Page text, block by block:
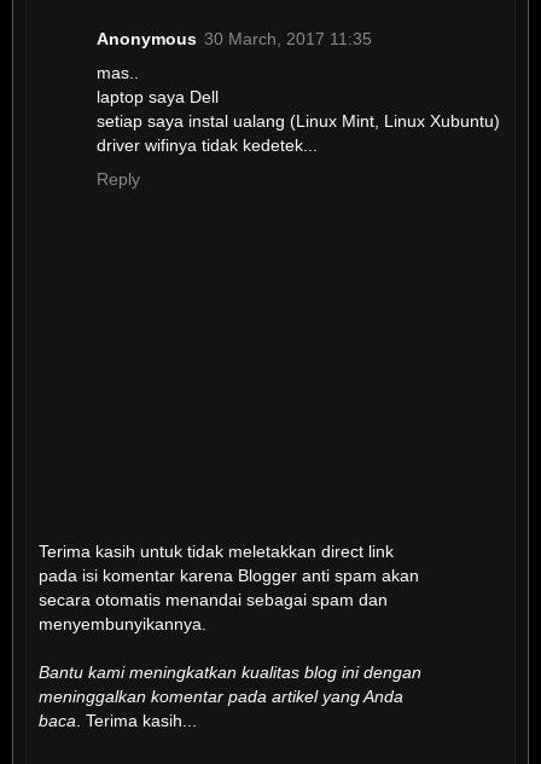
Anonymous 30 March, 2017 11:35
mas..
laptop saya Dell
setiap saya instal ualang (Linux Mint, Linux Xubuntu)
driver wifinya tidak kedetek...
Reply
Terima kasih untuk tidak meletakkan direct link
pada isi komentar karena Blogger anti spam akan
secara otomatis menandai sebagai spam dan
menyembunyikannya.
Bantu kami meningkatkan kualitas blog ini dengan
meninggalkan komentar pada artikel yang Anda
baca . Terima kasih...